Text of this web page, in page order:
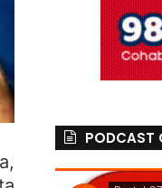
PODCAST